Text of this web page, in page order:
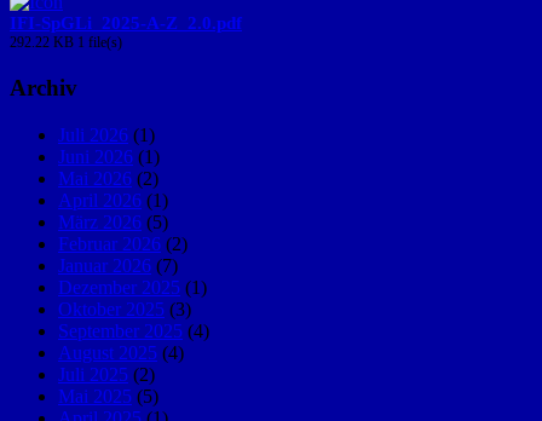
IFI-SpGLi_2025-A-Z_2.0.pdf
292.22 KB 1 file(s)
Archiv
Juli 2026 (1)
Juni 2026 (1)
Mai 2026 (2)
April 2026 (1)
März 2026 (5)
Februar 2026 (2)
Januar 2026 (7)
Dezember 2025 (1)
Oktober 2025 (3)
September 2025 (4)
August 2025 (4)
Juli 2025 (2)
Mai 2025 (5)